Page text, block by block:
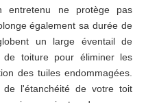
entretenu ne protège pas
également sa durée de
un large éventail de
de toiture pour éliminer les
des tuiles endommagées.
de l'étanchéité de votre toit